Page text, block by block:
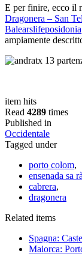
E per finire, ecco il
Dragonera – San
Balearslifeposidonia
ampiamente
item hits
Read 4289 times
Published in
Occidentale
Tagged under
porto colom,
ensenada sa
cabrera,
dragonera
Related items
Spagna:
Maiorca: